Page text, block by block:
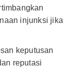
injunksi jika
keputusan
reputasi